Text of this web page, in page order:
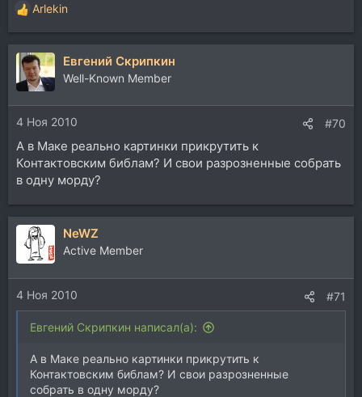
Р
е
а
к
и
и
:
Arlekin
Евгений Скрипкин
Well-Known Member
4 Ноя 2010 #70
А в Маке реально картинки прикрутить к
Контактовским библам? И свои разрозненные собрать
в одну морду?
NeWZ
Active Member
4 Ноя 2010 #71
Евгений Скрипкин написал(а):
А в Маке реально картинки прикрутить к
Контактовским библам? И свои разрозненные
собрать в одну морду?